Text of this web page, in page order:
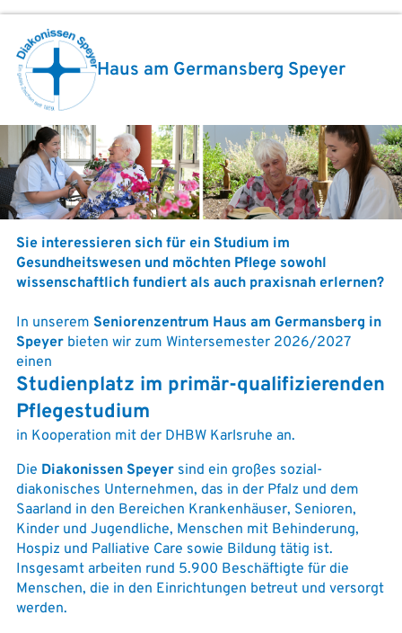
Haus am Germansberg Speyer
Sie interessieren sich für ein Studium im
Gesundheitswesen und möchten Pflege sowohl
wissenschaftlich fundiert als auch praxisnah erlernen?
In unserem Seniorenzentrum Haus am Germansberg in
Speyerbieten wir zum Wintersemester 2026/2027
einen
Studienplatz im primär-qualifizierenden
Pflegestudium
in Kooperation mit der DHBW Karlsruhe an.
Die Diakonissen Speyersind ein großes sozial-
diakonisches Unternehmen, das in der Pfalz und dem
Saarland in den Bereichen Krankenhäuser, Senioren,
Kinder und Jugendliche, Menschen mit Behinderung,
Hospiz und Palliative Care sowie Bildung tätig ist.
Insgesamt arbeiten rund 5.900 Beschäftigte für die
Menschen, die in den Einrichtungen betreut und versorgt
werden.